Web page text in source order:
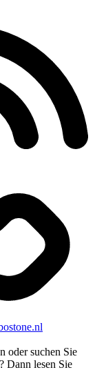
oder suchen Sie
Dann lesen Sie